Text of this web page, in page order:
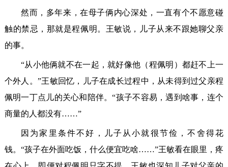
然而，多年来，在母子俩内心深处，一直有个不愿意碰
触的禁忌，那就是程佩明。王敏说，儿子从来不跟她聊父亲
的事。
“从小他俩就不在一起，就好像他（程佩明）都赶不上一
个外人。”王敏回忆，儿子在成长过程中，从未得到过父亲程
佩明一丁点儿的关心和陪伴。“孩子不容易，遇到啥事，连个
商量的人都没有……”
因为家里条件不好，儿子从小就很节俭，不舍得花
钱。“孩子在外面吃饭，什么便宜吃啥……”王敏看在眼里，疼